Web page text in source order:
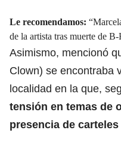
Le recomendamos:
de la artista tras muerte de
Asimismo, mencionó
Clown) se encontraba
localidad en la que,
tensión en temas de
presencia de